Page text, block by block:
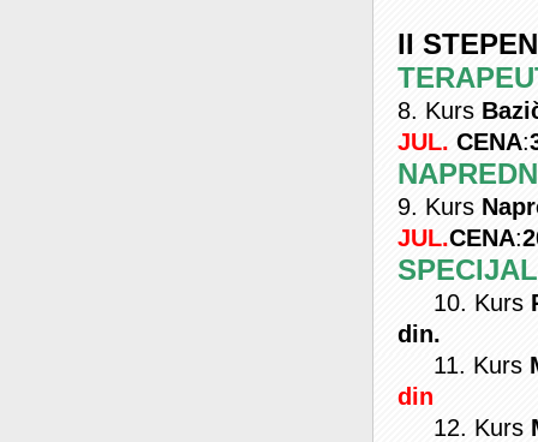
II
8. Kurs
JUL. CENA:
9. Kurs
JUL.CENA:
10. Kurs
din.
11. Kurs
din
12. Kurs